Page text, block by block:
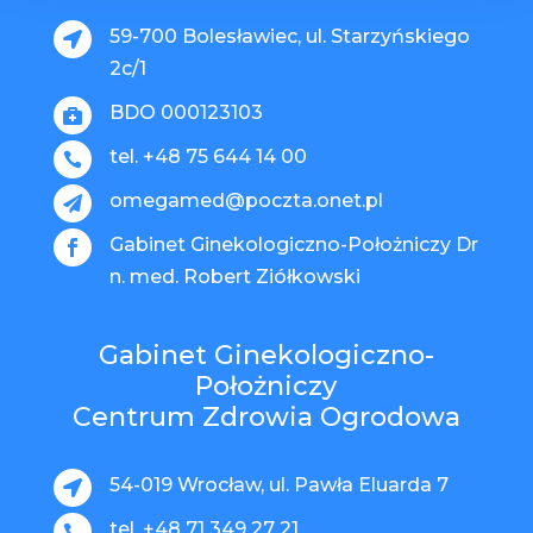

59-700 Bolesławiec, ul. Starzyńskiego
2c/1
 BDO 000123103
 tel. +48 75 644 14 00
 omegamed@poczta.onet.pl

Gabinet Ginekologiczno-Położniczy Dr
n. med. Robert Ziółkowski
Gabinet Ginekologiczno-
Położniczy
Centrum Zdrowia Ogrodowa
 54-019 Wrocław, ul. Pawła Eluarda 7